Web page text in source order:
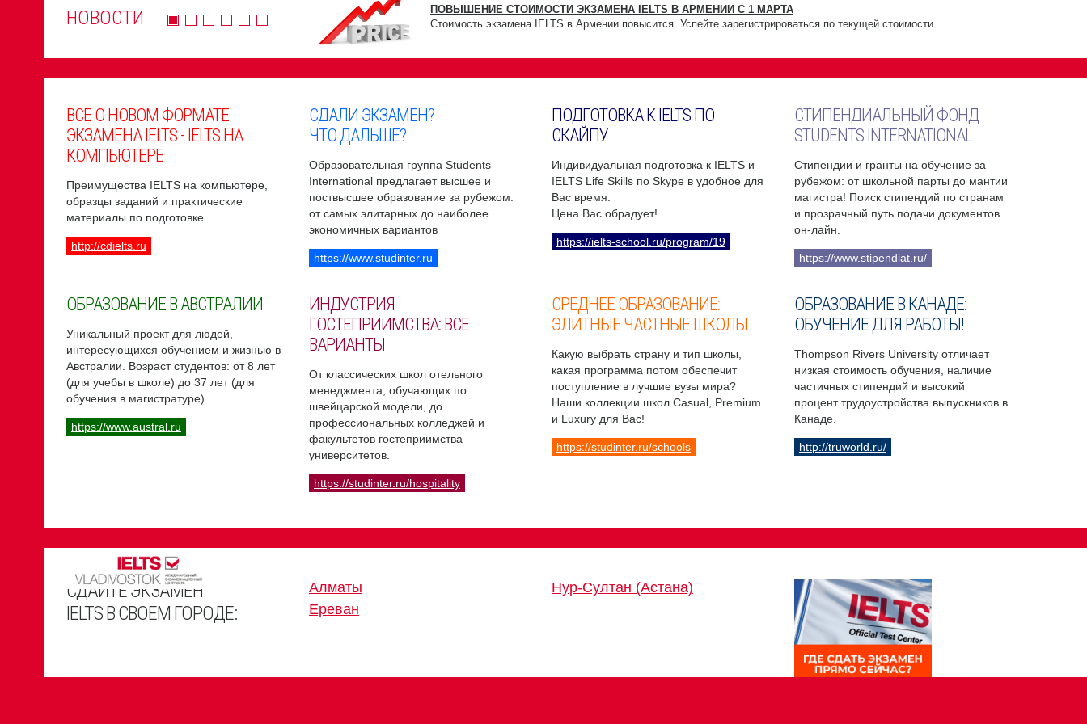
НОВОСТИ
ПОВЫШЕНИЕ СТОИМОСТИ ЭКЗАМЕНА IELTS В АРМЕНИИ С 1 МАРТА
Стоимость экзамена IELTS в Армении повысится. Успейте зарегистрироваться по текущей стоимости
ВСЕ О НОВОМ ФОРМАТЕ
ЭКЗАМЕНА IELTS - IELTS НА
КОМПЬЮТЕРЕ
Преимущества IELTS на компьютере,
образцы заданий и практические
материалы по подготовке
http://cdielts.ru
СДАЛИ ЭКЗАМЕН?
ЧТО ДАЛЬШЕ?
Образовательная группа Students
International предлагает высшее и
поствысшее образование за рубежом:
от самых элитарных до наиболее
экономичных вариантов
https://www.studinter.ru
ПОДГОТОВКА К IELTS ПО
СКАЙПУ
Индивидуальная подготовка к IELTS и
IELTS Life Skills по Skype в удобное для
Вас время.
Цена Вас обрадует!
https://ielts-school.ru/program/19
СТИПЕНДИАЛЬНЫЙ ФОНД
STUDENTS INTERNATIONAL
Стипендии и гранты на обучение за
рубежом: от школьной парты до мантии
магистра! Поиск стипендий по странам
и прозрачный путь подачи документов
он-лайн.
https://www.stipendiat.ru/
ОБРАЗОВАНИЕ В АВСТРАЛИИ
Уникальный проект для людей,
интересующихся обучением и жизнью в
Австралии. Возраст студентов: от 8 лет
(для учебы в школе) до 37 лет (для
обучения в магистратуре).
https://www.austral.ru
ИНДУСТРИЯ
ГОСТЕПРИИМСТВА: ВСЕ
ВАРИАНТЫ
От классических школ отельного
менеджмента, обучающих по
швейцарской модели, до
профессиональных колледжей и
факультетов гостеприимства
университетов.
https://studinter.ru/hospitality
СРЕДНЕЕ ОБРАЗОВАНИЕ:
ЭЛИТНЫЕ ЧАСТНЫЕ ШКОЛЫ
Какую выбрать страну и тип школы,
какая программа потом обеспечит
поступление в лучшие вузы мира?
Наши коллекции школ Casual, Premium
и Luxury для Вас!
https://studinter.ru/schools
ОБРАЗОВАНИЕ В КАНАДЕ:
ОБУЧЕНИЕ ДЛЯ РАБОТЫ!
Thompson Rivers University отличает
низкая стоимость обучения, наличие
частичных стипендий и высокий
процент трудоустройства выпускников в
Канаде.
http://truworld.ru/
СДАЙТЕ ЭКЗАМЕН
IELTS В СВОЕМ ГОРОДЕ:
Алматы
Ереван
Нур-Султан (Астана)